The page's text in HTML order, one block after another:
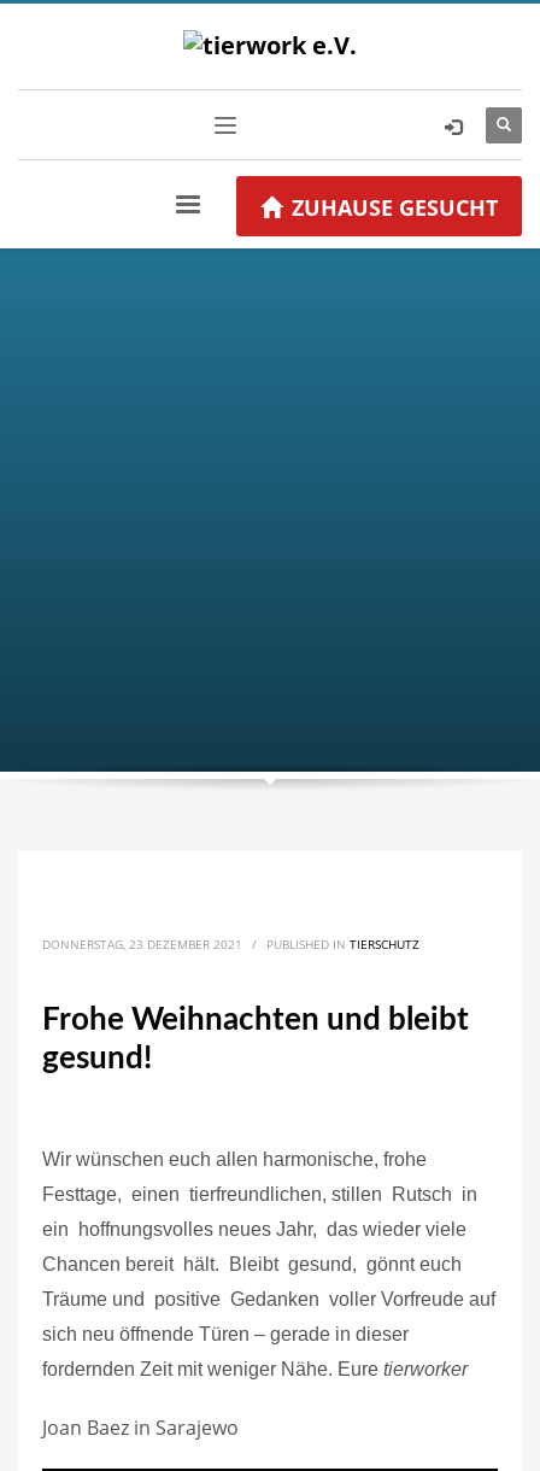
ZUHAUSE GESUCHT
DONNERSTAG, 23 DEZEMBER 2021 / PUBLISHED IN TIERSCHUTZ
Frohe Weihnachten und bleibt
gesund!
Wir wünschen euch allen harmonische, frohe
Festtage, einen tierfreundlichen, stillen Rutsch in
ein hoffnungsvolles neues Jahr, das wieder viele
Chancen bereit hält. Bleibt gesund, gönnt euch
Träume und positive Gedanken voller Vorfreude auf
sich neu öffnende Türen – gerade in dieser
fordernden Zeit mit weniger Nähe. Eure tierworker
Joan Baez in Sarajewo